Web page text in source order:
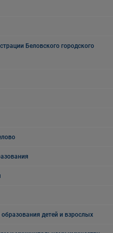
Беловского городского
детей и взрослых